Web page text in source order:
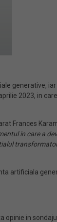
generative, iar
2023, in
Frances
in care a
artificiala
opinie in